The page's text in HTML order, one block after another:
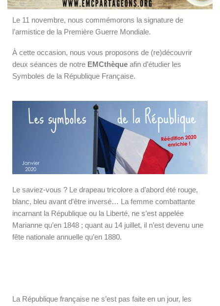
Le 11 novembre, nous commémorons la signature de
l’armistice de la Première Guerre Mondiale.
À cette occasion, nous vous proposons de (re)découvrir
deux séances de notre EMCthèque afin d’étudier les
Symboles de la République Française.
Le saviez-vous ? Le drapeau tricolore a d’abord été rouge,
blanc, bleu avant d’être inversé… La femme combattante
incarnant la République ou la Liberté, ne s’est appelée
Marianne qu’en 1848 ; quant au 14 juillet, il n’est devenu une
fête nationale annuelle qu’en 1880.
La République française ne s’est pas faite en un jour, les